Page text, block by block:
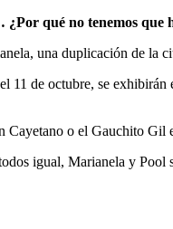
qué no tenemos
una duplicación de la
11 de octubre, se
Cayetano o el Gauchito Gil
igual, Marianela y